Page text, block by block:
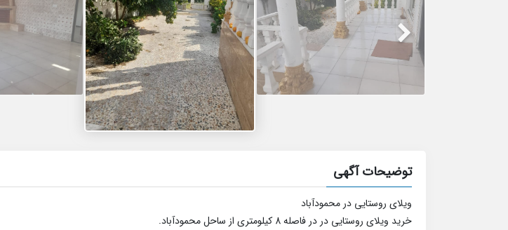
توضیحات آگهی
ویلای روستایی در محمودآباد
خرید ویلای روستایی در در فاصله 8 کیلومتری از ساحل محمودآباد.